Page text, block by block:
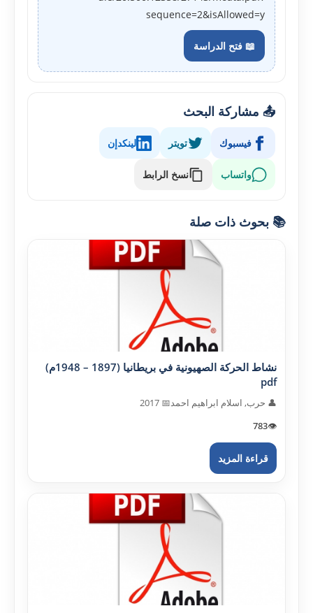
sequence=2&isAllowed=y
📖 فتح الدراسة
📤 مشاركة البحث
فيسبوك تويتر لينكدإن
واتساب نسخ الرابط
📚 بحوث ذات صلة
نشاط الحركة الصهيونية في بريطانيا (1897 – 1948م)
pdf
👤 حرب, اسلام ابراهيم احمد📅 2017
👁️
783
قراءة المزيد